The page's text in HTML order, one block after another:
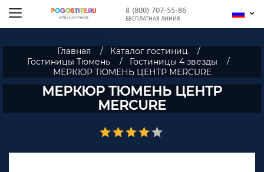
8 (800) 707-55-86
БЕСПЛАТНАЯ ЛИНИЯ
Главная
Каталог гостиниц
Гостиницы Тюмень
Гостиницы 4 звезды
МЕРКЮР ТЮМЕНЬ ЦЕНТР MERCURE
МЕРКЮР ТЮМЕНЬ ЦЕНТР
MERCURE